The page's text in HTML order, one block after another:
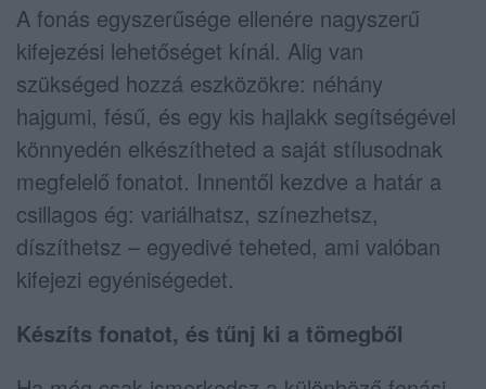
A fonás egyszerűsége ellenére nagyszerű
kifejezési lehetőséget kínál. Alig van
szükséged hozzá eszközökre: néhány
hajgumi, fésű, és egy kis hajlakk segítségével
könnyedén elkészítheted a saját stílusodnak
megfelelő fonatot. Innentől kezdve a határ a
csillagos ég: variálhatsz, színezhetsz,
díszíthetsz – egyedivé teheted, ami valóban
kifejezi egyéniségedet.
Készíts fonatot, és tűnj ki a tömegből